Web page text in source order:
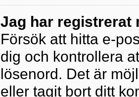
Jag har registrerat
Försök att hitta e-
dig och kontrollera
lösenord. Det är
eller tagit bort ditt